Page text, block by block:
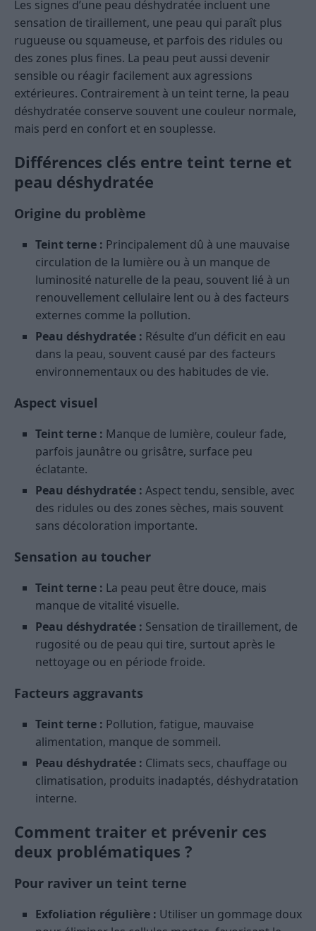
Les signes d’une peau déshydratée incluent une
sensation de tiraillement, une peau qui paraît plus
rugueuse ou squameuse, et parfois des ridules ou
des zones plus fines. La peau peut aussi devenir
sensible ou réagir facilement aux agressions
extérieures. Contrairement à un teint terne, la peau
déshydratée conserve souvent une couleur normale,
mais perd en confort et en souplesse.
Différences clés entre teint terne et
peau déshydratée
Origine du problème
Teint terne : Principalement dû à une mauvaise
circulation de la lumière ou à un manque de
luminosité naturelle de la peau, souvent lié à un
renouvellement cellulaire lent ou à des facteurs
externes comme la pollution.
Peau déshydratée : Résulte d’un déficit en eau
dans la peau, souvent causé par des facteurs
environnementaux ou des habitudes de vie.
Aspect visuel
Teint terne : Manque de lumière, couleur fade,
parfois jaunâtre ou grisâtre, surface peu
éclatante.
Peau déshydratée : Aspect tendu, sensible, avec
des ridules ou des zones sèches, mais souvent
sans décoloration importante.
Sensation au toucher
Teint terne : La peau peut être douce, mais
manque de vitalité visuelle.
Peau déshydratée : Sensation de tiraillement, de
rugosité ou de peau qui tire, surtout après le
nettoyage ou en période froide.
Facteurs aggravants
Teint terne : Pollution, fatigue, mauvaise
alimentation, manque de sommeil.
Peau déshydratée : Climats secs, chauffage ou
climatisation, produits inadaptés, déshydratation
interne.
Comment traiter et prévenir ces
deux problématiques ?
Pour raviver un teint terne
Exfoliation régulière : Utiliser un gommage doux